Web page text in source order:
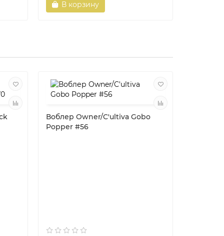
В корзину
Воблер Owner/C'ultiva Gobo
Popper #56